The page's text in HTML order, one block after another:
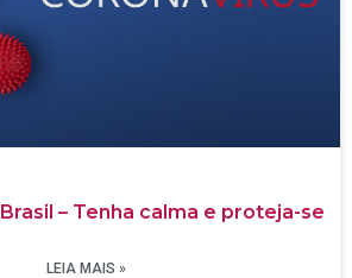
– Tenha calma e proteja-se
LEIA MAIS »